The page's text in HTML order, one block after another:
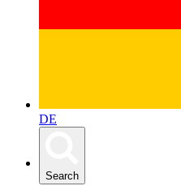
DE
Search